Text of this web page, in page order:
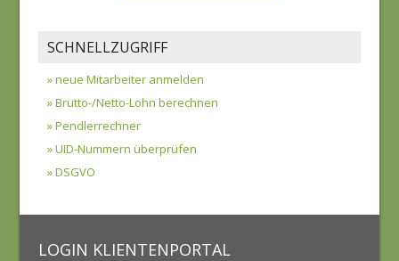
SCHNELLZUGRIFF
» neue Mitarbeiter anmelden
» Brutto-/Netto-Lohn berechnen
» Pendlerrechner
» UID-Nummern überprüfen
» DSGVO
LOGIN KLIENTENPORTAL